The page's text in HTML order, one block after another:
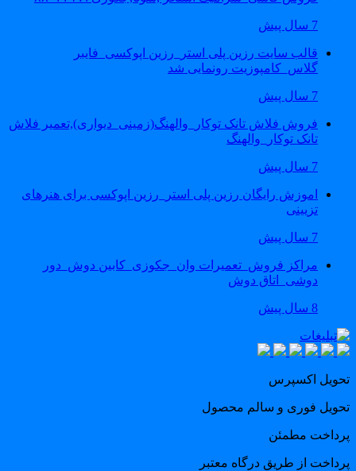
قالب سایت رزین پلی استر_رزین اپوکسی_فایبر
گلاس_کامپوزیت رونمایی شد
فروش فلاش تانک توکار_والهنگ(زمینی_دیواری),تعمیر فلاش
تانک توکار_والهنگ
اموزش رایگان رزین پلی استر_رزین اپوکسی برای هنرهای
تزیینی
مراکز فروش_تعمیرات وان_جکوزی_کابین دوش_دور
دوشی_اتاق دوش
اکسپرس
فوری و سالم محصول
مطمئن
از طریق درگاه معتبر